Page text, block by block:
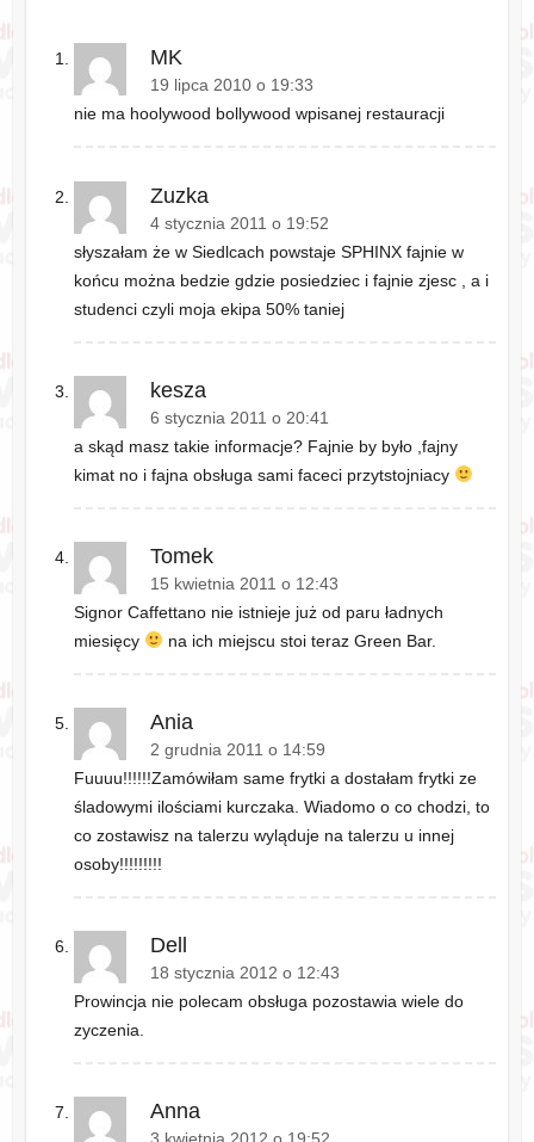
MK
19 lipca 2010 o 19:33
nie ma hoolywood bollywood wpisanej restauracji
Zuzka
4 stycznia 2011 o 19:52
słyszałam że w Siedlcach powstaje SPHINX fajnie w
końcu można bedzie gdzie posiedziec i fajnie zjesc , a i
studenci czyli moja ekipa 50% taniej
kesza
6 stycznia 2011 o 20:41
a skąd masz takie informacje? Fajnie by było ,fajny
kimat no i fajna obsługa sami faceci przytstojniacy
Tomek
15 kwietnia 2011 o 12:43
Signor Caffettano nie istnieje już od paru ładnych
miesięcy
na ich miejscu stoi teraz Green Bar.
Ania
2 grudnia 2011 o 14:59
Fuuuu!!!!!!Zamówiłam same frytki a dostałam frytki ze
śladowymi ilościami kurczaka. Wiadomo o co chodzi, to
co zostawisz na talerzu wyląduje na talerzu u innej
osoby!!!!!!!!!
Dell
18 stycznia 2012 o 12:43
Prowincja nie polecam obsługa pozostawia wiele do
zyczenia.
Anna